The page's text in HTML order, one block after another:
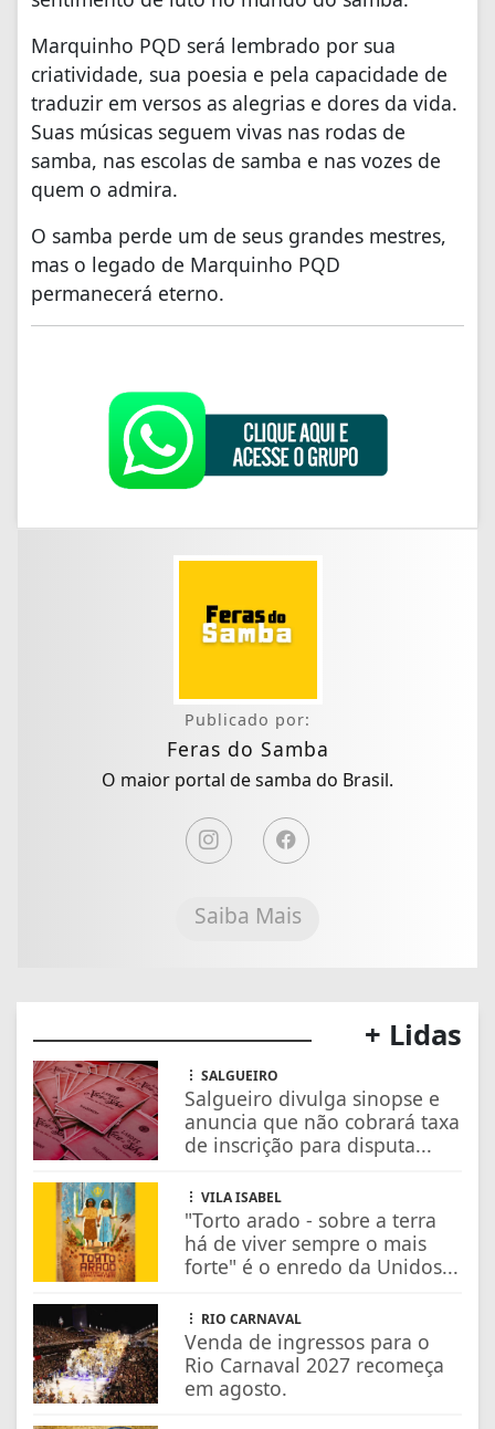
Marquinho PQD será lembrado por sua
criatividade, sua poesia e pela capacidade de
traduzir em versos as alegrias e dores da vida.
Suas músicas seguem vivas nas rodas de
samba, nas escolas de samba e nas vozes de
quem o admira.
O samba perde um de seus grandes mestres,
mas o legado de Marquinho PQD
permanecerá eterno.
Publicado por:
Feras do Samba
O maior portal de samba do Brasil.
Saiba Mais
+ Lidas
SALGUEIRO
Salgueiro divulga sinopse e
anuncia que não cobrará taxa
de inscrição para disputa...
VILA ISABEL
"Torto arado - sobre a terra
há de viver sempre o mais
forte" é o enredo da Unidos...
RIO CARNAVAL
Venda de ingressos para o
Rio Carnaval 2027 recomeça
em agosto.